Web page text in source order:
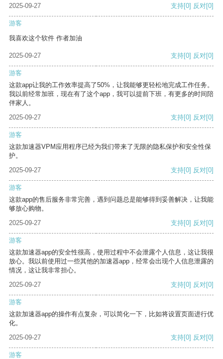
2025-09-27 支持[0] 反对[0]
游客
我喜欢这个软件 作者加油
2025-09-27 支持[0] 反对[0]
游客
这款app让我的工作效率提高了50%，让我能够更轻松地完成工作任务。
我以前经常加班，现在有了这个app，我可以提前下班，有更多的时间陪
伴家人。
2025-09-27
支持[0] 反对[0]
游客
这款加速器VPM应用程序已经为我们带来了无限的隐私保护和安全性保
护。
2025-09-27
支持[0] 反对[0]
游客
这款app的售后服务非常完善，遇到问题总是能够得到妥善解决，让我能
够放心购物。
2025-09-27
支持[0] 反对[0]
游客
这款加速器app的安全性很高，使用过程中不会泄露个人信息，这让我很
放心。我以前使用过一些其他的加速器app，经常会出现个人信息泄露的
情况，这让我非常担心。
2025-09-27
支持[0] 反对[0]
游客
这款加速器app的操作有点复杂，可以简化一下，比如将设置页面进行优
化。
2025-09-27
支持[0] 反对[0]
游客